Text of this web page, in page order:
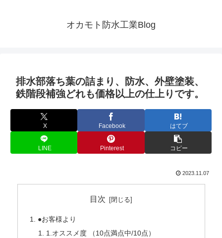
オカモト防水工業Blog
排水部落ち葉の詰まり、防水、外壁塗装、
鉄階段補強どれも価格以上の仕上りです。
X Facebook はてブ
LINE Pinterest コピー
2023.11.07
目次
●お客様より
1.オススメ度 （10点満点中/10点）